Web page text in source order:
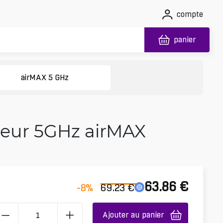
compte
panier
airMAX 5 GHz
5GHz airMAX
-8% 69.23 € 63.86 €
Ajouter au panier